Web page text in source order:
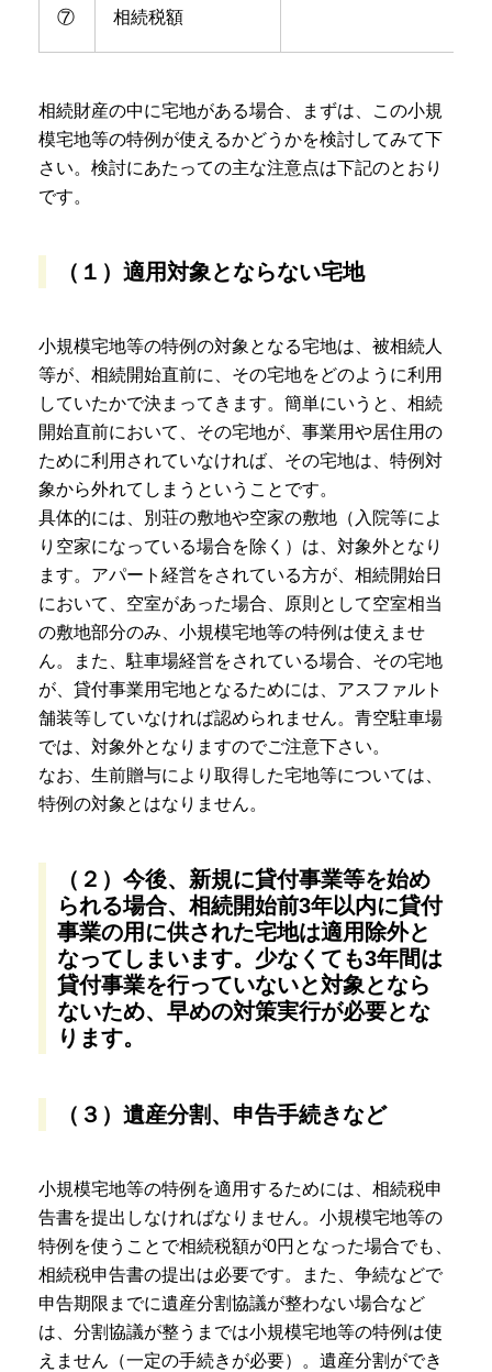
⑦ 相続税額
相続財産の中に宅地がある場合、まずは、この小規
模宅地等の特例が使えるかどうかを検討してみて下
さい。検討にあたっての主な注意点は下記のとおり
です。
（１）適用対象とならない宅地
小規模宅地等の特例の対象となる宅地は、被相続人
等が、相続開始直前に、その宅地をどのように利用
していたかで決まってきます。簡単にいうと、相続
開始直前において、その宅地が、事業用や居住用の
ために利用されていなければ、その宅地は、特例対
象から外れてしまうということです。
具体的には、別荘の敷地や空家の敷地（入院等によ
り空家になっている場合を除く）は、対象外となり
ます。アパート経営をされている方が、相続開始日
において、空室があった場合、原則として空室相当
の敷地部分のみ、小規模宅地等の特例は使えませ
ん。また、駐車場経営をされている場合、その宅地
が、貸付事業用宅地となるためには、アスファルト
舗装等していなければ認められません。青空駐車場
では、対象外となりますのでご注意下さい。
なお、生前贈与により取得した宅地等については、
特例の対象とはなりません。
（２）今後、新規に貸付事業等を始め
られる場合、相続開始前3年以内に貸付
事業の用に供された宅地は適用除外と
なってしまいます。少なくても3年間は
貸付事業を行っていないと対象となら
ないため、早めの対策実行が必要とな
ります。
（３）遺産分割、申告手続きなど
小規模宅地等の特例を適用するためには、相続税申
告書を提出しなければなりません。小規模宅地等の
特例を使うことで相続税額が0円となった場合でも、
相続税申告書の提出は必要です。また、争続などで
申告期限までに遺産分割協議が整わない場合など
は、分割協議が整うまでは小規模宅地等の特例は使
えません（一定の手続きが必要）。遺産分割ができ